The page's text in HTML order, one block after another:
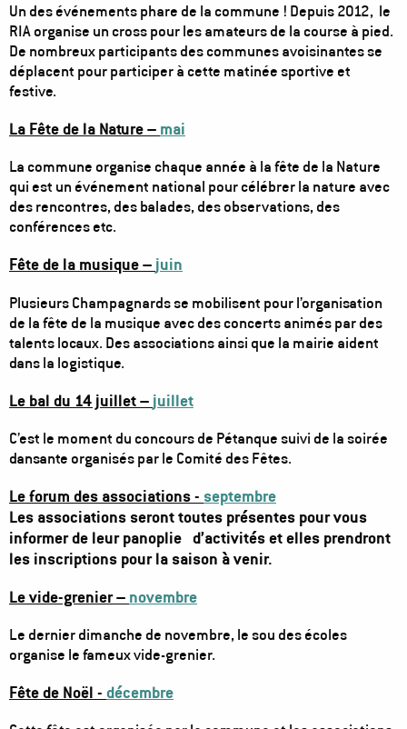
Un des événements phare de la commune ! Depuis 2012, le
RIA organise un cross pour les amateurs de la course à pied.
De nombreux participants des communes avoisinantes se
déplacent pour participer à cette matinée sportive et
festive.
La Fête de la Nature – mai
La commune organise chaque année à la fête de la Nature
qui est un événement national pour célébrer la nature avec
des rencontres, des balades, des observations, des
conférences etc.
Fête de la musique – juin
Plusieurs Champagnards se mobilisent pour l’organisation
de la fête de la musique avec des concerts animés par des
talents locaux. Des associations ainsi que la mairie aident
dans la logistique.
Le bal du 14 juillet – juillet
C’est le moment du concours de Pétanque suivi de la soirée
dansante organisés par le Comité des Fêtes.
Le forum des associations - septembre
Les associations seront toutes présentes pour vous
informer de leur panoplie d’activités et elles prendront
les inscriptions pour la saison à venir.
Le vide-grenier – novembre
Le dernier dimanche de novembre, le sou des écoles
organise le fameux vide-grenier.
Fête de Noël - décembre